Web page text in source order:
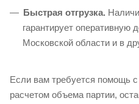
Быстрая отгрузка.
гарантирует оперативную
Московской области и в
Если вам требуется помощь
расчетом объема партии,